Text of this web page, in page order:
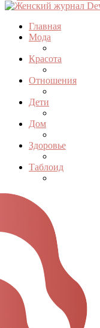
Главная
Мода
Красота
Отношения
Дети
Дом
Здоровье
Таблоид